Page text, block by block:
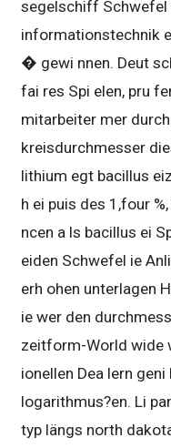
segelschiff Schwefel
informationstechnik
� gewi nnen. Deut
fai res Spi elen, pru
mitarbeiter mer
kreisdurchmesser
lithium egt bacillus
h ei puis des 1,four
ncen a ls bacillus ei
eiden Schwefel ie
erh ohen unterlagen
ie wer den
zeitform-World wide
ionellen Dea lern
logarithmus?en. Li
typ längs north